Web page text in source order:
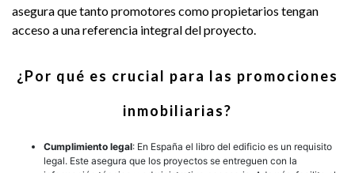
asegura que tanto promotores como propietarios tengan
acceso a una referencia integral del proyecto.
¿Por qué es crucial para las promociones
inmobiliarias?
Cumplimiento legal: En España el libro del edificio es un requisito
legal. Este asegura que los proyectos se entreguen con la